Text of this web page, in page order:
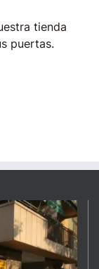
tienda
puertas.